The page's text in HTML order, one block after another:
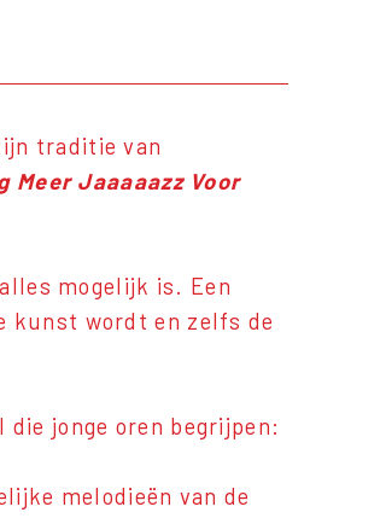
traditie van
Meer Jaaaaazz Voor
mogelijk is. Een
kunst wordt en zelfs de
jonge oren begrijpen:
melodieën van de